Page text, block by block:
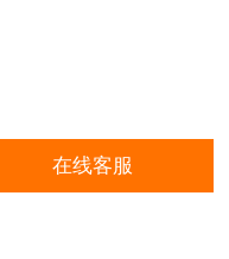
在线客服